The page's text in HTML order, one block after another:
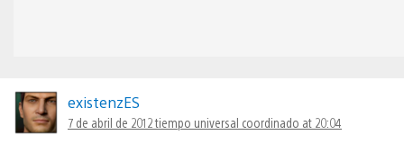
existenzES
7 de abril de 2012 tiempo universal coordinado at 20:04